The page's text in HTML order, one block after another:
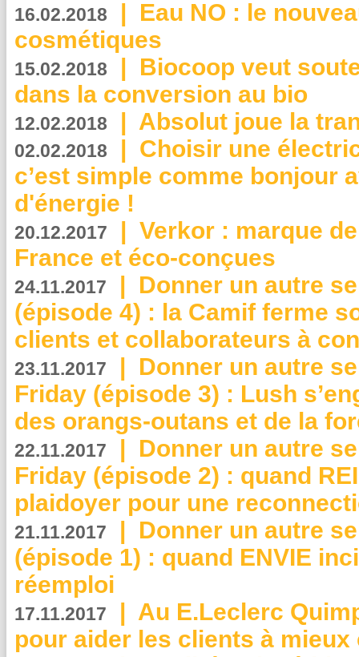
16.02.2018 | Eau NO : le
cosmétiques
15.02.2018 | Biocoop veut
dans la conversion au bio
12.02.2018 | Absolut joue la
02.02.2018 | Choisir une
c’est simple comme bonjour
d'énergie !
20.12.2017 | Verkor : marque
France et éco-conçues
24.11.2017 | Donner un autre
(épisode 4) : la Camif ferme
clients et collaborateurs à
23.11.2017 | Donner un autre
Friday (épisode 3) : Lush
des orangs-outans et de la
22.11.2017 | Donner un autre
Friday (épisode 2) : quand
plaidoyer pour une
21.11.2017 | Donner un autre
(épisode 1) : quand ENVIE
réemploi
17.11.2017 | Au E.Leclerc
pour aider les clients à